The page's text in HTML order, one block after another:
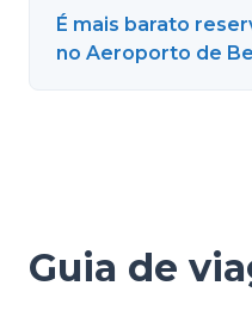
É mais barato
no Aeroporto de
Guia de